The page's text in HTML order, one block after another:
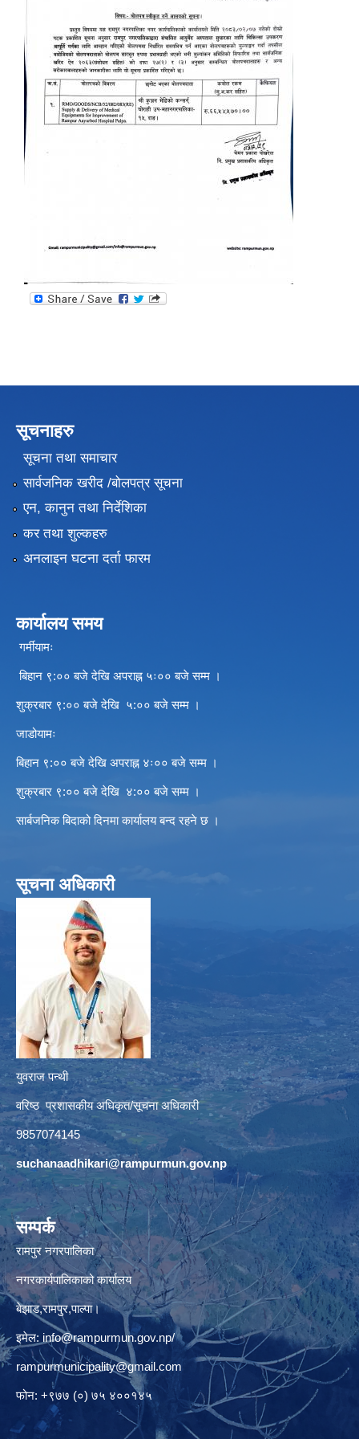
सूचनाहरु
सूचना तथा समाचार
सार्वजनिक खरीद /बोलपत्र सूचना
एन, कानुन तथा निर्देशिका
कर तथा शुल्कहरु
अनलाइन घटना दर्ता फारम
कार्यालय समय
गर्मीयामः
बिहान ९:०० बजे देखि अपराह्न ५ः०० बजे सम्म ।
शुक्रबार ९:०० बजे देखि ५:०० बजे सम्म ।
जाडोयामः
बिहान ९:०० बजे देखि अपराह्न ४ः०० बजे सम्म ।
शुक्रबार ९:०० बजे देखि ४:०० बजे सम्म ।
सार्बजनिक बिदाको दिनमा कार्यालय बन्द रहने छ ।
सूचना अधिकारी
युवराज पन्थी
वरिष्ठ प्रशासकीय अधिकृत/सूचना अधिकारी
9857074145
suchanaadhikari@rampurmun.gov.np
सम्पर्क
रामपुर नगरपालिका
नगरकार्यपालिकाको कार्यालय
बेझाड,रामपुर,पाल्पा।
इमेल: info@rampurmun.gov.np/
rampurmunicipality@gmail.com
फोन: +९७७ (०) ७५ ४००१४५